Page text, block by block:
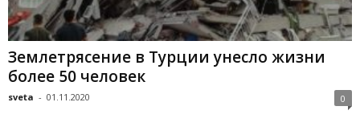
Землетрясение в Турции унесло жизни
более 50 человек
sveta - 01.11.2020 0